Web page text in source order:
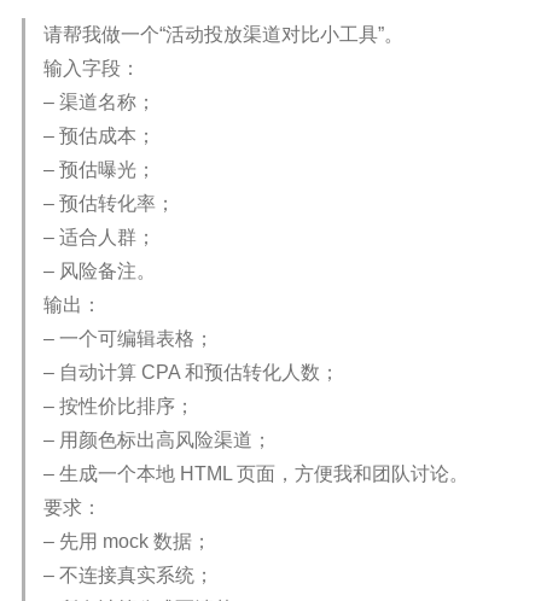
请帮我做一个“活动投放渠道对比小工具”。
输入字段：
– 渠道名称；
– 预估成本；
– 预估曝光；
– 预估转化率；
– 适合人群；
– 风险备注。
输出：
– 一个可编辑表格；
– 自动计算 CPA 和预估转化人数；
– 按性价比排序；
– 用颜色标出高风险渠道；
– 生成一个本地 HTML 页面，方便我和团队讨论。
要求：
– 先用 mock 数据；
– 不连接真实系统；